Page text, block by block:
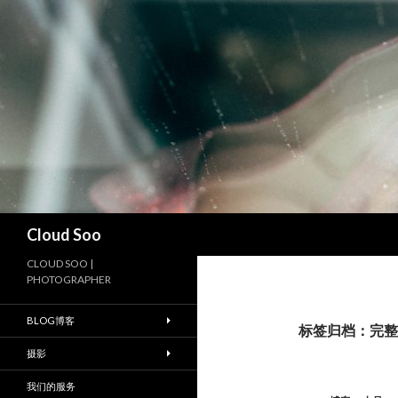
Cloud Soo
标签归档：完
CLOUD SOO |
PHOTOGRAPHER
BLOG博客
摄影
我们的服务